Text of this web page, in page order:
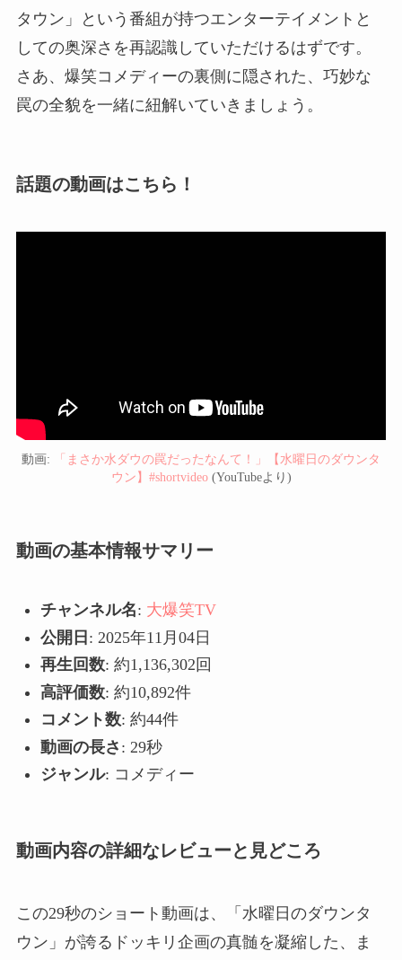
タウン」という番組が持つエンターテイメントと
しての奥深さを再認識していただけるはずです。
さあ、爆笑コメディーの裏側に隠された、巧妙な
罠の全貌を一緒に紐解いていきましょう。
話題の動画はこちら！
動画:
「まさか水ダウの罠だったなんて！」【水曜日のダウンタ
ウン】#shortvideo(YouTubeより)
動画の基本情報サマリー
チャンネル名: 大爆笑TV
公開日 : 2025年11月04日
再生回数: 約1,136,302回
高評価数: 約10,892件
コメント数: 約44件
動画の長さ : 29秒
ジャンル: コメディー
動画内容の詳細なレビューと見どころ
この29秒のショート動画は、「水曜日のダウンタ
ウン」が誇るドッキリ企画の真髄を凝縮した、ま